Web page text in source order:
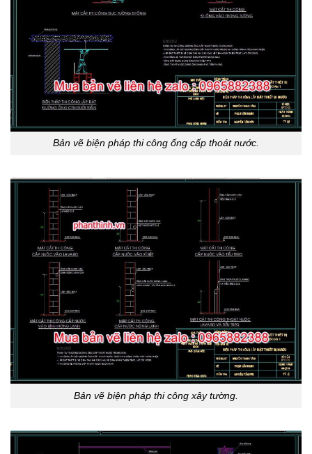
Bản vẽ biện pháp thi công ống cấp thoát nước.
Bản vẽ biện pháp thi công xây tường.